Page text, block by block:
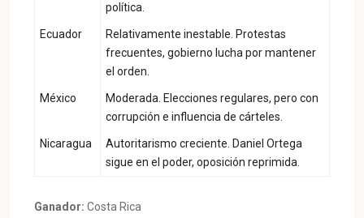
política.
Ecuador
Relativamente inestable. Protestas
frecuentes, gobierno lucha por mantener
el orden.
México
Moderada. Elecciones regulares, pero con
corrupción e influencia de cárteles.
Nicaragua
Autoritarismo creciente. Daniel Ortega
sigue en el poder, oposición reprimida.
Ganador: Costa Rica